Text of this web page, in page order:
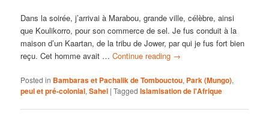
Dans la soirée, j’arrivai à Marabou, grande ville, célèbre, ainsi
que Koulikorro, pour son commerce de sel. Je fus conduit à la
maison d’un Kaartan, de la tribu de Jower, par qui je fus fort bien
reçu. Cet homme avait …Continue reading →
Posted in Bambaras et Pachalik de Tombouctou, Park (Mungo),
peul et pré-colonial,Sahel |Tagged Islamisation de l'Afrique